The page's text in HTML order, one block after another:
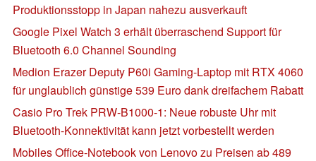
Produktionsstopp in Japan nahezu ausverkauft
Google Pixel Watch 3 erhält überraschend Support für
Bluetooth 6.0 Channel Sounding
Medion Erazer Deputy P60i Gaming-Laptop mit RTX 4060
für unglaublich günstige 539 Euro dank dreifachem Rabatt
Casio Pro Trek PRW-B1000-1: Neue robuste Uhr mit
Bluetooth-Konnektivität kann jetzt vorbestellt werden
Mobiles Office-Notebook von Lenovo zu Preisen ab 489